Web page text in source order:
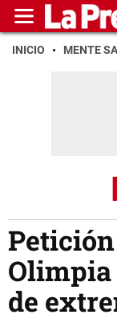
INICIO MENTE
de